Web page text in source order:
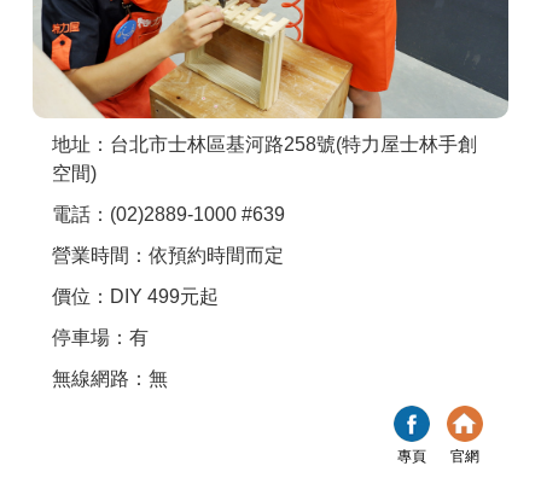
APP下載
地址：台北市士林區基河路258號(特力屋士林手創
空間)
電話：(02)2889-1000 #639
營業時間：依預約時間而定
價位：DIY 499元起
停車場：有
無線網路：無
專頁 官網